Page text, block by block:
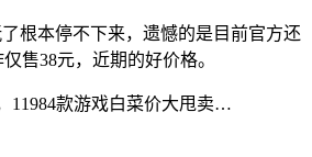
根本停不下来，遗憾的是目前官方还
售38元，近期的好价格。